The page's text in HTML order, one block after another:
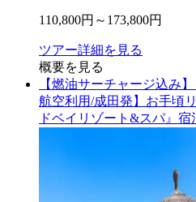
110,800円～ 173,800円
ツアー詳細を見る
概要を見る
【燃油サーチャージ込み
航空利用/成田発】お手頃
ドベイリゾート&スパ』宿